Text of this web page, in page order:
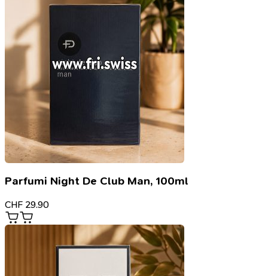
Parfumi Night De Club Man, 100ml
CHF 29.90